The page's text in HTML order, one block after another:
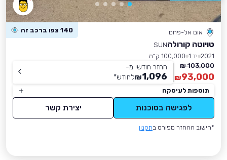
אום אל-פחם 140 צפו ברכב זה
טויוטה קורולהSUN
2021 יד 1
100,000 ק״מ
103,000 ₪
93,000
₪
החזר חודשי מ-
1,096
₪לחודש*
תוספות לעיסקה
לפגישה בסוכנות יצירת קשר
*חישוב ההחזר מפורט בתקנון